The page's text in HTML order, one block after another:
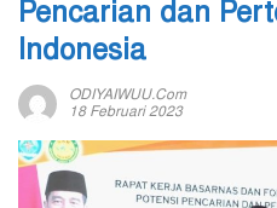
Pencarian dan
Indonesia
ODIYAIWUU.com
18 Februari 2023